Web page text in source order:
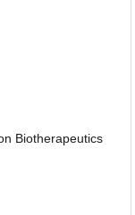
Biotherapeutics